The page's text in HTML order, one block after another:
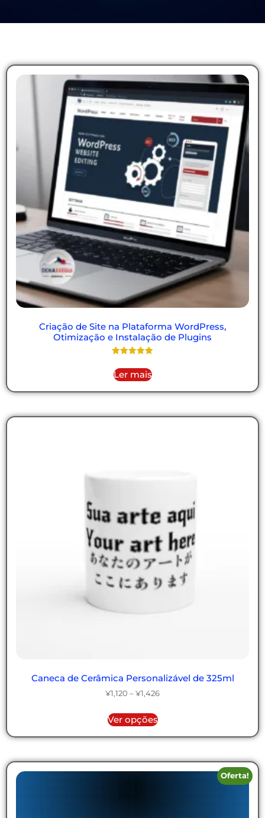
Criação de Site na Plataforma WordPress,
Otimização e Instalação de Plugins
5.00
de 5
Ler mais
Caneca de Cerâmica Personalizável de 325ml
¥1,120 – ¥1,426
Ver opções
Oferta!